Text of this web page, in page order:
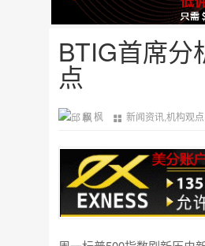
BTIG首席分
点
邱 枫 新闻资讯机构观点